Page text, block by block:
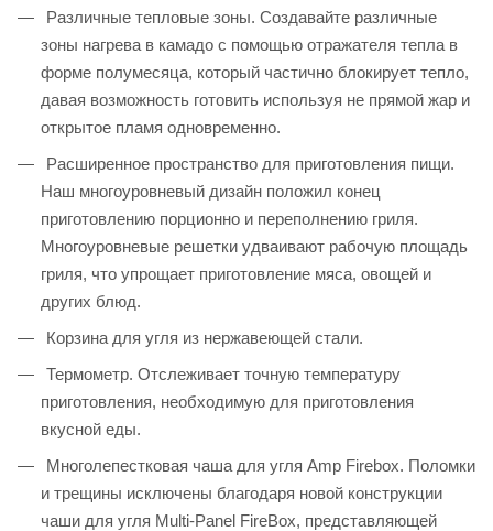
Различные тепловые зоны. Создавайте различные
зоны нагрева в камадо с помощью отражателя тепла в
форме полумесяца, который частично блокирует тепло,
давая возможность готовить используя не прямой жар и
открытое пламя одновременно.
Расширенное пространство для приготовления пищи.
Наш многоуровневый дизайн положил конец
приготовлению порционно и переполнению гриля.
Многоуровневые решетки удваивают рабочую площадь
гриля, что упрощает приготовление мяса, овощей и
других блюд.
Корзина для угля из нержавеющей стали.
Термометр. Отслеживает точную температуру
приготовления, необходимую для приготовления
вкусной еды.
Многолепестковая чаша для угля Amp Firebox. Поломки
и трещины исключены благодаря новой конструкции
чаши для угля Multi-Panel FireBox, представляющей